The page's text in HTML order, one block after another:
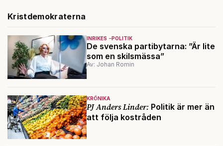
Kristdemokraterna
INRIKES POLITIK
De svenska partibytarna: ”Är lite
som en skilsmässa”
Av: Johan Romin
KRÖNIKA
PJ Anders Linder: Politik är mer än
att följa kostråden